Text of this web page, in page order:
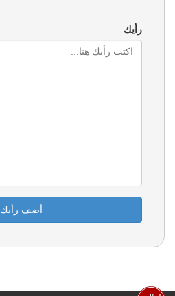
رأيك
أضف رأيك